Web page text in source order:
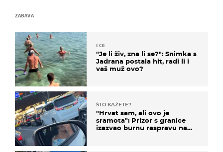
ZABAVA
LOL
"Je li živ, zna li se?": Snimka s
Jadrana postala hit, radi li i
vaš muž ovo?
ŠTO KAŽETE?
"Hrvat sam, ali ovo je
sramota": Prizor s granice
izazvao burnu raspravu na